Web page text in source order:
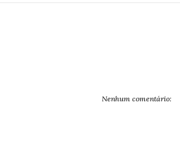
Nenhum comentário: